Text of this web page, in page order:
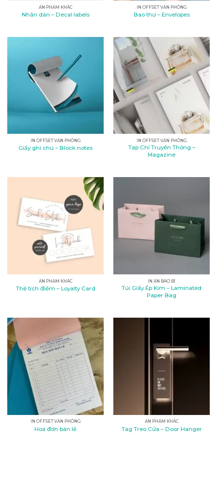
ẤN PHẨM KHÁC
Nhãn dán – Decal labels
IN OFFSET VĂN PHÒNG
Bao thư – Envelopes
IN OFFSET VĂN PHÒNG
Giấy ghi chú – Block notes
IN OFFSET VĂN PHÒNG
Tạp Chí Truyền Thông –
Magazine
ẤN PHẨM KHÁC
Thẻ tích điểm – Loyalty Card
IN ẤN BAO BÌ
Túi Giấy Ép Kim – Laminated
Paper Bag
IN OFFSET VĂN PHÒNG
Hoá đơn bán lẻ
ẤN PHẨM KHÁC
Tag Treo Cửa – Door Hanger